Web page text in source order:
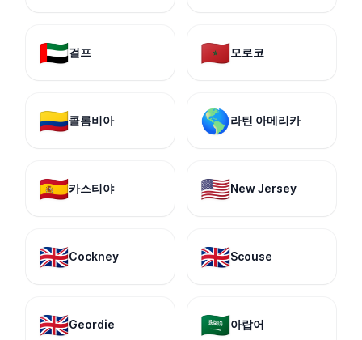
🇦🇪걸프 🇲🇦모로코
🇨🇴콜롬비아 🌎라틴 아메리카
🇪🇸카스티야 🇺🇸New Jersey
🇬🇧Cockney 🇬🇧Scouse
🇬🇧Geordie 🇸🇦아랍어